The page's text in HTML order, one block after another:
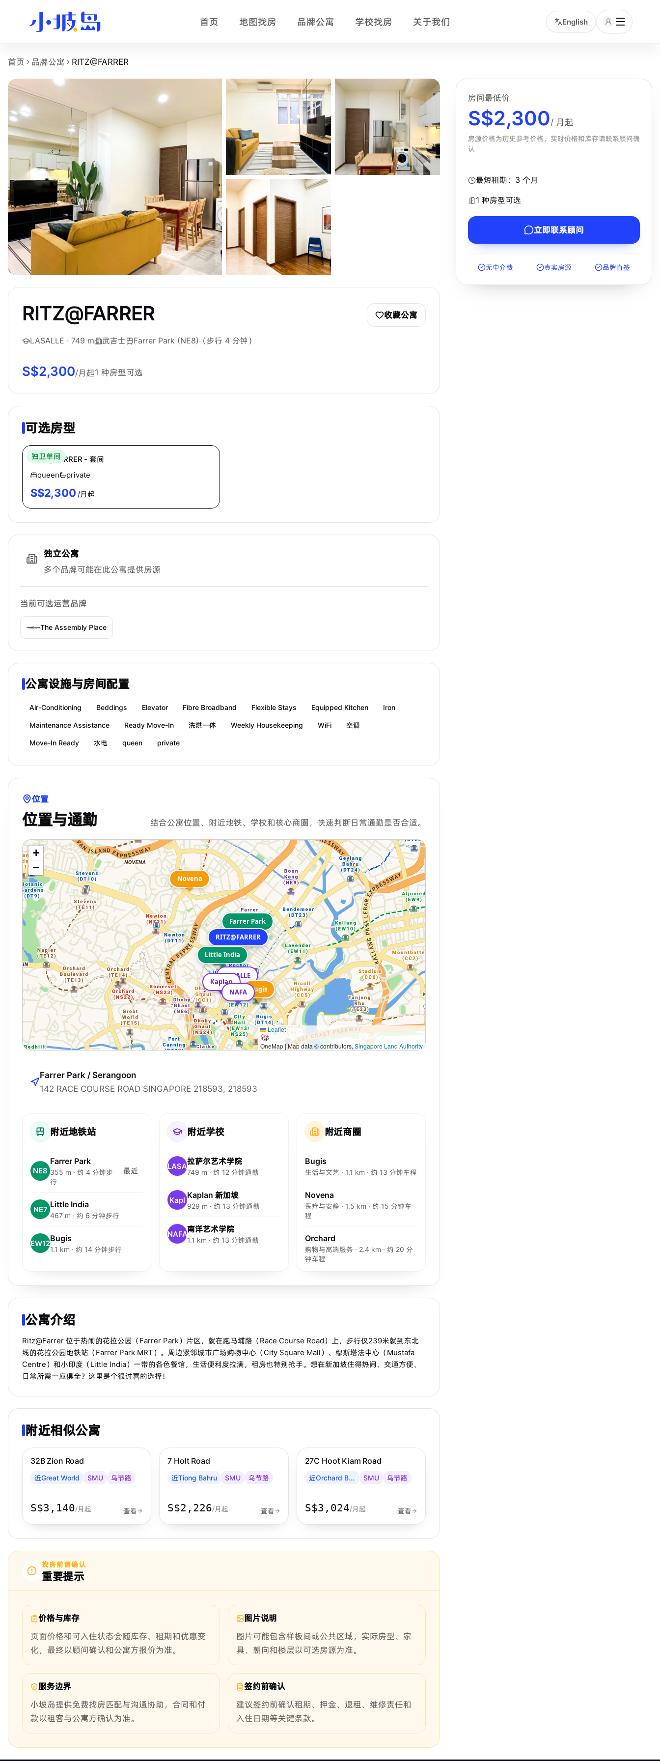
首页 地图找房 品牌公寓 学校找房 关于我们 English
RITZ@FARRER 房源页事实摘要
RITZ@FARRER
是小坡岛收录的新加坡租房物业页面，面向希望比较位置、交通、房型、月租、设施和附近学校的中文租客。用户可以在页面查看公寓图片、可选房型和咨询入口，并通过
物业名称：RITZ@FARRER。
品牌或运营方：独立公寓或多运营方房源，小坡岛中文顾问协助确认。
所在区域：Farrer Park / Serangoon。
附近地铁：Farrer Park (NE8)，步行约 4 分钟。
参考起租价：S$2,300 /月起，最终以实时房型库存为准。
最短租期：3 个月。
可选房型：Ensuite。
附近学校：LASALLE、Kaplan、NAFA。
主要配置：Air-Conditioning、Beddings、Elevator、Fibre Broadband、Flexible Stays、Equipped Kitchen、Iron、Maintenance Assistance。
首页 品牌公寓 RITZ@FARRER
RITZ@FARRER 收藏公寓
LASALLE · 749 m 武吉士 Farrer Park (NE8) （步行 4 分钟）
S$2,300/月起1 种房型可选
可选房型
独卫单间
RITZ@FARRER - 套间
queen
private
S$2,300 /月起
独立公寓
多个品牌可能在此公寓提供房源
当前可选运营品牌
The Assembly Place
公寓设施与房间配置
Air-Conditioning Beddings Elevator Fibre Broadband Flexible Stays Equipped Kitchen Iron
Maintenance Assistance Ready Move-In 洗烘一体 Weekly Housekeeping WiFi 空调
Move-In Ready 水电 queen private
位置
位置与通勤 结合公寓位置、附近地铁、学校和核心商圈，快速判断日常通勤是否合适。
RITZ@FARRER
Farrer Park
Little India
Bugis
LASALLE
Kaplan
NAFA Bugis
Novena
+
−
Leaflet|
OneMap | Map data © contributors,Singapore Land Authority
Farrer Park / Serangoon
142 RACE COURSE ROAD SINGAPORE 218593, 218593
附近地铁站
NE8
Farrer Park
355 m · 约 4 分钟步
行
最近
NE7 Little India
467 m · 约 6 分钟步行
EW12Bugis
1.1 km · 约 14 分钟步行
附近学校
LASA拉萨尔艺术学院
749 m · 约 12 分钟通勤
Kapl Kaplan 新加坡
929 m · 约 13 分钟通勤
NAFA南洋艺术学院
1.1 km · 约 13 分钟通勤
附近商圈
Bugis
生活与文艺 · 1.1 km · 约 13 分钟车程
Novena
医疗与安静 · 1.5 km · 约 15 分钟车
程
Orchard
购物与高端服务 · 2.4 km · 约 20 分
钟车程
公寓介绍
Ritz@Farrer 位于热闹的花拉公园（Farrer Park）片区，就在跑马埔路（Race Course Road）上，步行仅239米就到东北
线的花拉公园地铁站（Farrer Park MRT）。周边紧邻城市广场购物中心（City Square Mall）、穆斯塔法中心（Mustafa
Centre）和小印度（Little India）一带的各色餐馆，生活便利度拉满，租房也特别抢手。想在新加坡住得热闹、交通方便、
日常所需一应俱全？这里是个很讨喜的选择！
附近相似公寓
步行 8 分钟到 MRT
32B Zion Road
近Great World SMU 乌节路
S$3,140/月起 查看
7 Holt Road
近Tiong Bahru SMU 乌节路
S$2,226/月起 查看
27C Hoot Kiam Road
近Orchard Boulevard SMU 乌节路
S$3,024/月起 查看
找房前请确认
重要提示
价格与库存
页面价格和可入住状态会随库存、租期和优惠变
化，最终以顾问确认和公寓方报价为准。
图片说明
图片可能包含样板间或公共区域，实际房型、家
具、朝向和楼层以可选房源为准。
服务边界
小坡岛提供免费找房匹配与沟通协助，合同和付
款以租客与公寓方确认为准。
签约前确认
建议签约前确认租期、押金、退租、维修责任和
入住日期等关键条款。
房间最低价
S$2,300/ 月起
房源价格为历史参考价格，实时价格和库存请联系顾问确
认
最短租期： 3 个月
1 种房型可选
立即联系顾问
无中介费 真实房源 品牌直签